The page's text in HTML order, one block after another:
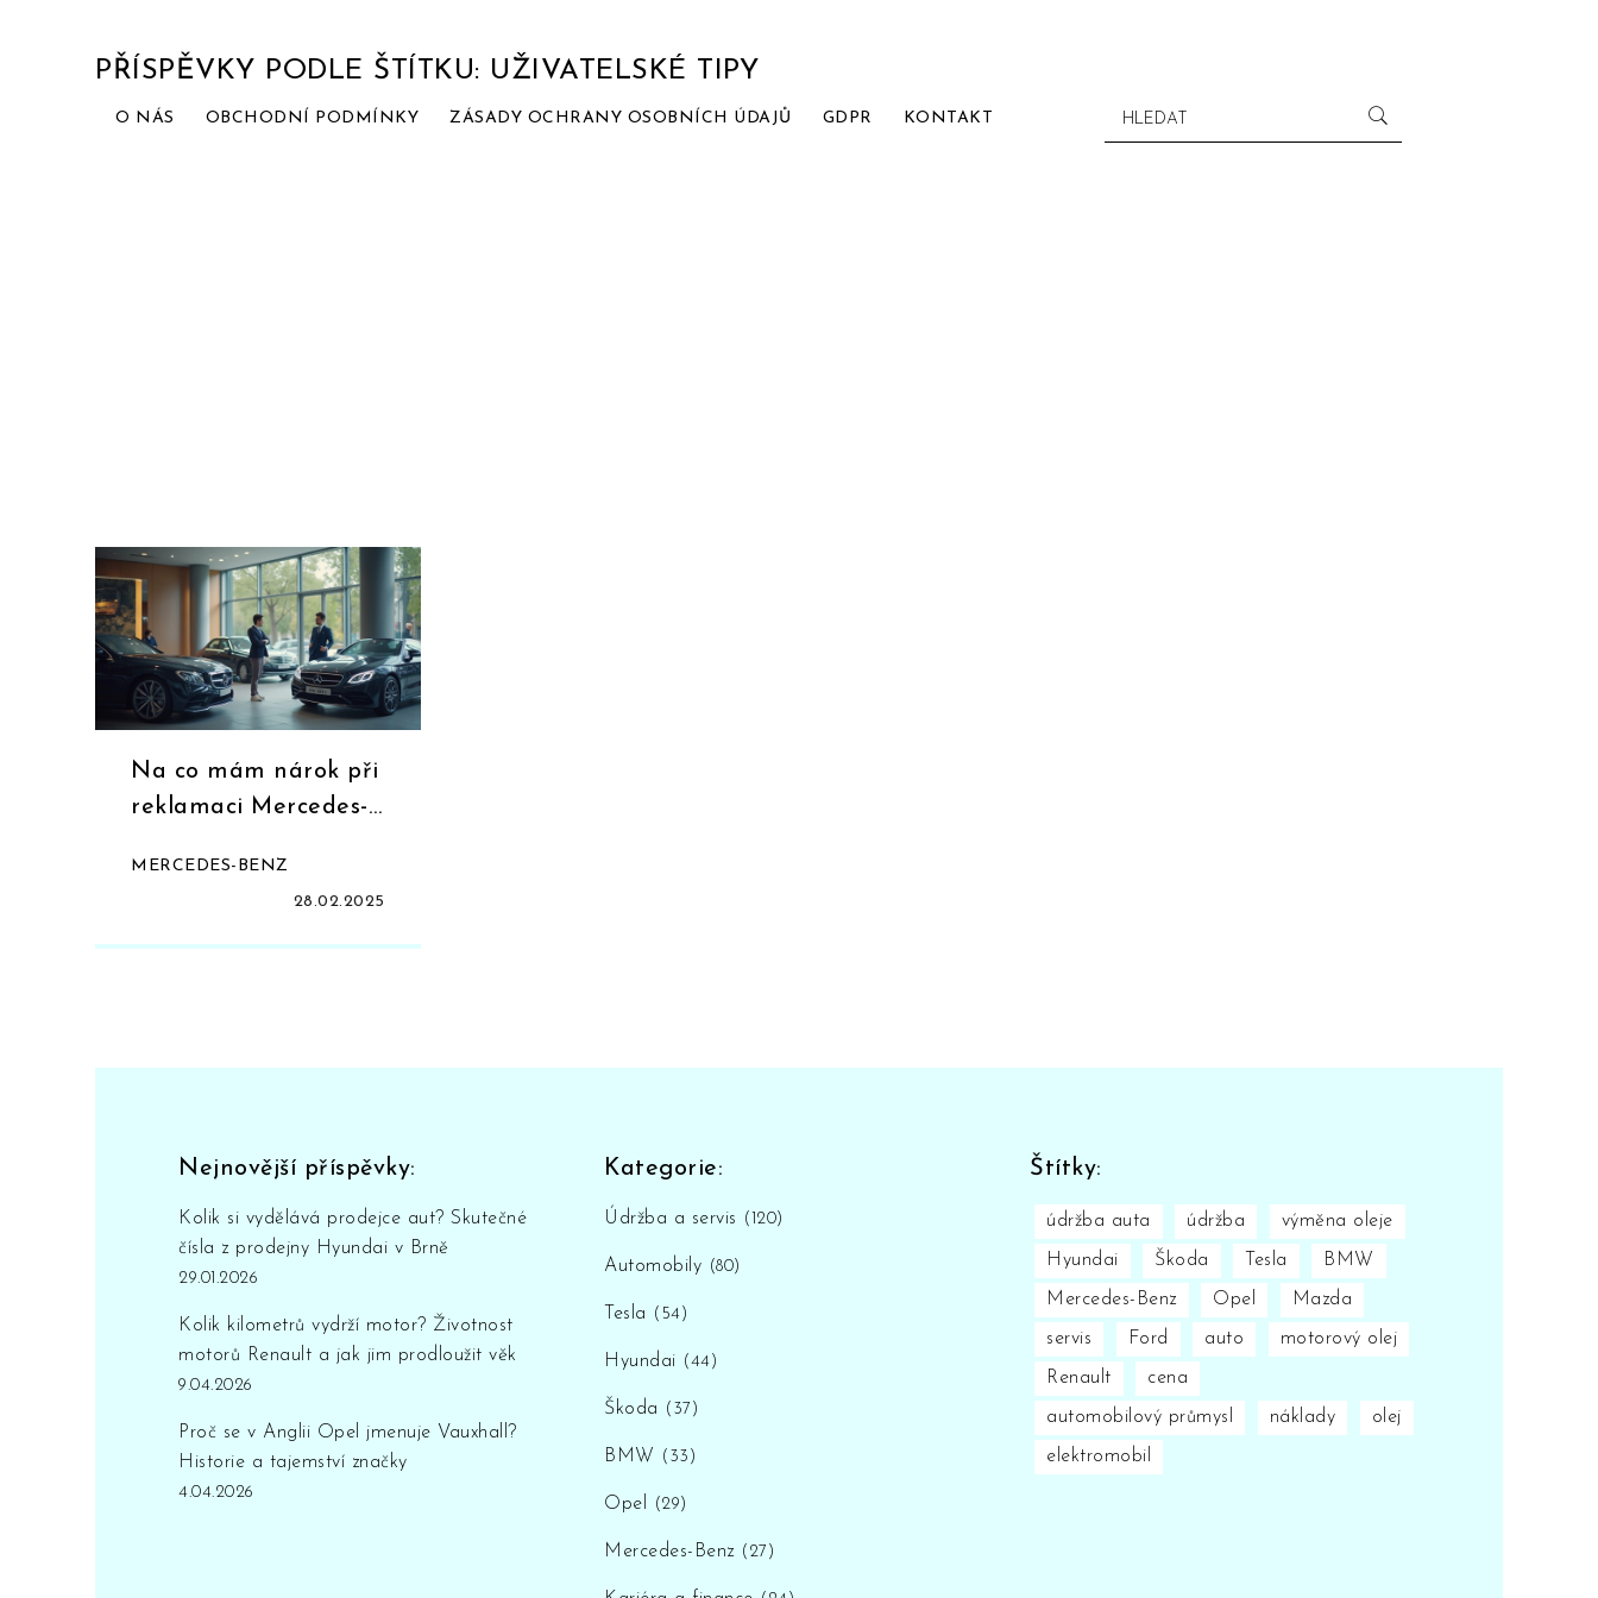
PŘÍSPĚVKY PODLE ŠTÍTKU: UŽIVATELSKÉ TIPY
O NÁS OBCHODNÍ PODMÍNKY ZÁSADY OCHRANY OSOBNÍCH ÚDAJŮ GDPR KONTAKT
Na co mám nárok při
reklamaci Mercedes-
MERCEDES-BENZ
28.02.2025
Nejnovější příspěvky:
Kolik si vydělává prodejce aut? Skutečné
čísla z prodejny Hyundai v Brně
29.01.2026
Kolik kilometrů vydrží motor? Životnost
motorů Renault a jak jim prodloužit věk
9.04.2026
Proč se v Anglii Opel jmenuje Vauxhall?
Historie a tajemství značky
4.04.2026
Kategorie:
Údržba a servis (120)
Automobily (80)
Tesla (54)
Hyundai (44)
Škoda (37)
BMW (33)
Opel (29)
Mercedes-Benz (27)
Štítky:
údržba auta údržba výměna oleje
Hyundai Škoda Tesla BMW
Mercedes-Benz Opel Mazda
servis Ford auto motorový olej
Renault cena
automobilový průmysl náklady olej
elektromobil